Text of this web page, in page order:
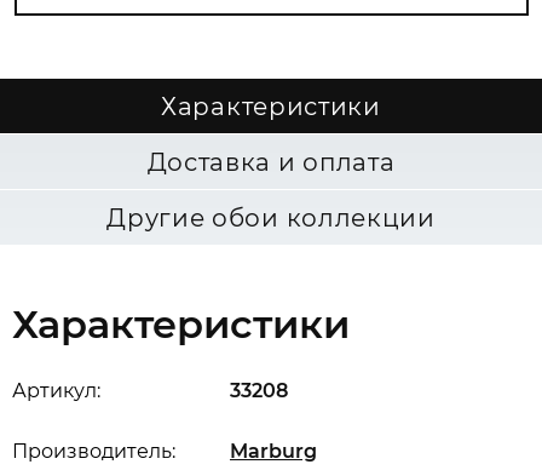
Характеристики
Доставка и оплата
Другие обои коллекции
Характеристики
Артикул: 33208
Производитель: Marburg